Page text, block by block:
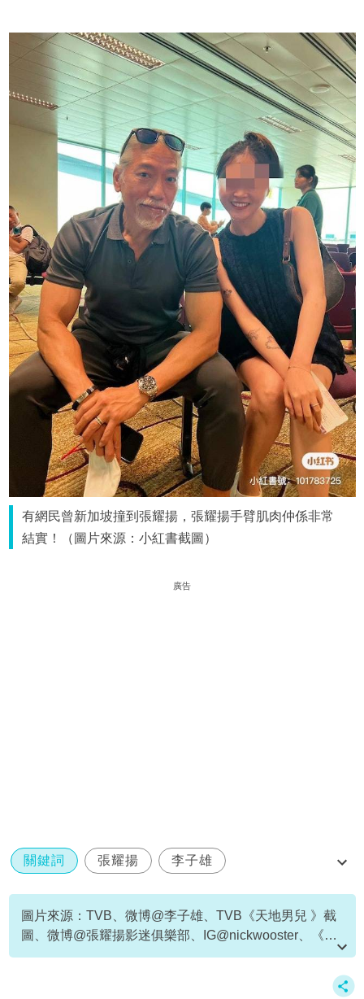
有網民曾新加坡撞到張耀揚，張耀揚手臂肌肉仲係非常
結實！（圖片來源：小紅書截圖）
廣告
關鍵詞 張耀揚 李子雄
萬千星輝頒獎典禮2024
圖片來源：TVB、微博@李子雄、TVB《天地男兒 》截
圖、微博@張耀揚影迷俱樂部、IG@nickwooster、《古
惑仔》劇照、小紅書截圖
資料或影片來源：原文刊於新假期